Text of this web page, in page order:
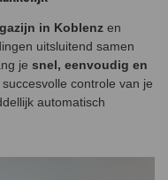
in Koblenz en
uitsluitend samen
je snel, eenvoudig en
controle van je
automatisch